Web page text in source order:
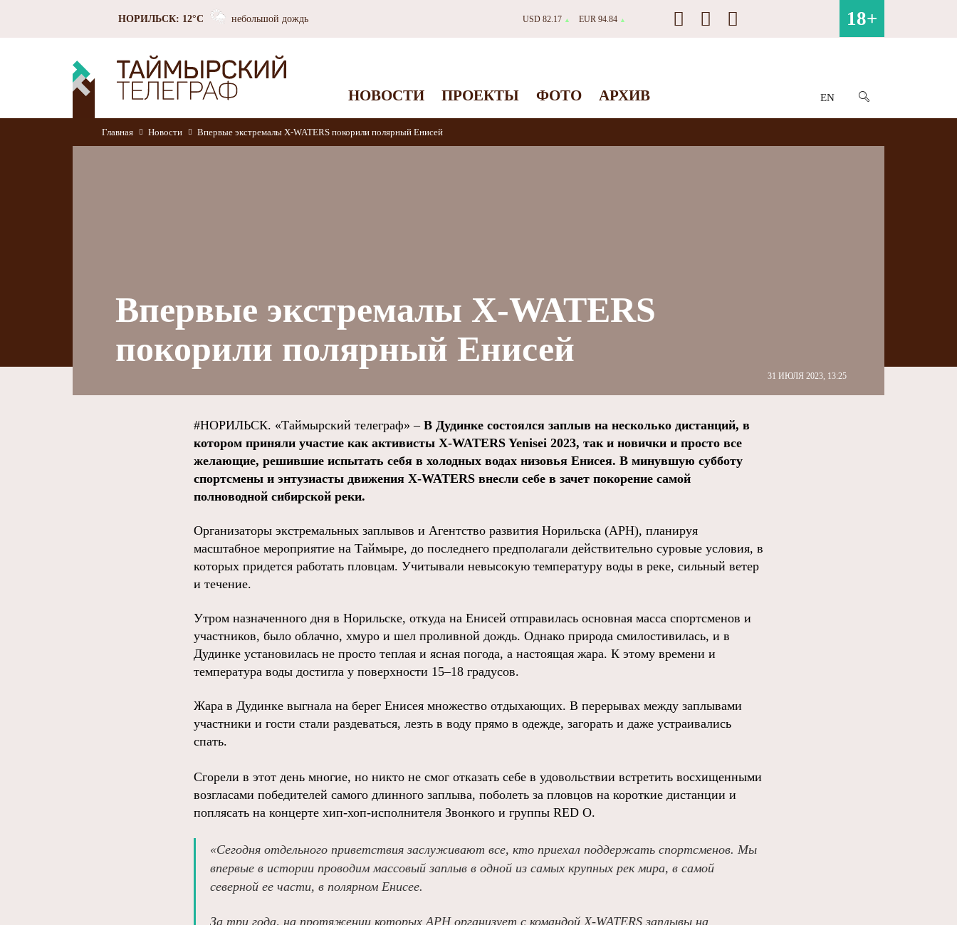
НОРИЛЬСК: 12°C небольшой дождь USD 82.17 ▲ EUR 94.84 ▲ 18+
НОВОСТИ ПРОЕКТЫ ФОТО АРХИВ EN
Главная Новости Впервые экстремалы X-WATERS покорили полярный Енисей
Впервые экстремалы X-WATERS
покорили полярный Енисей
31 ИЮЛЯ 2023, 13:25
#НОРИЛЬСК. «Таймырский телеграф» – В Дудинке состоялся заплыв на несколько дистанций, в
котором приняли участие как активисты X-WATERS Yenisei 2023, так и новички и просто все
желающие, решившие испытать себя в холодных водах низовья Енисея. В минувшую субботу
спортсмены и энтузиасты движения X-WATERS внесли себе в зачет покорение самой
полноводной сибирской реки.
Организаторы экстремальных заплывов и Агентство развития Норильска (АРН), планируя
масштабное мероприятие на Таймыре, до последнего предполагали действительно суровые условия, в
которых придется работать пловцам. Учитывали невысокую температуру воды в реке, сильный ветер
и течение.
Утром назначенного дня в Норильске, откуда на Енисей отправилась основная масса спортсменов и
участников, было облачно, хмуро и шел проливной дождь. Однако природа смилостивилась, и в
Дудинке установилась не просто теплая и ясная погода, а настоящая жара. К этому времени и
температура воды достигла у поверхности 15–18 градусов.
Жара в Дудинке выгнала на берег Енисея множество отдыхающих. В перерывах между заплывами
участники и гости стали раздеваться, лезть в воду прямо в одежде, загорать и даже устраивались
спать.
Сгорели в этот день многие, но никто не смог отказать себе в удовольствии встретить восхищенными
возгласами победителей самого длинного заплыва, поболеть за пловцов на короткие дистанции и
поплясать на концерте хип-хоп-исполнителя Звонкого и группы RED O.
«Сегодня отдельного приветствия заслуживают все, кто приехал поддержать спортсменов. Мы
впервые в истории проводим массовый заплыв в одной из самых крупных рек мира, в самой
северной ее части, в полярном Енисее.
За три года, на протяжении которых АРН организует с командой X-WATERS заплывы на